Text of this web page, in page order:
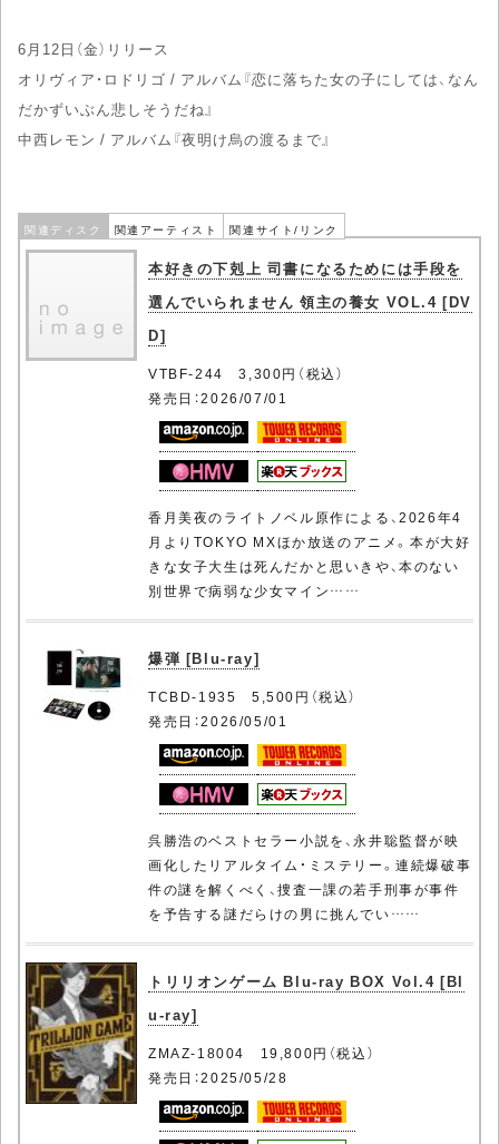
6月12日（金）リリース
オリヴィア・ロドリゴ / アルバム『恋に落ちた女の子にしては、なん
だかずいぶん悲しそうだね』
中西レモン / アルバム『夜明け烏の渡るまで』
関連ディスク 関連アーティスト 関連サイト/リンク
本好きの下剋上 司書になるためには手段を
選んでいられません 領主の養女 VOL.4 [DV
D]
VTBF-244 3,300円（税込）
発売日：2026/07/01
香月美夜のライトノベル原作による、2026年4
月よりTOKYO MXほか放送のアニメ。本が大好
きな女子大生は死んだかと思いきや、本のない
別世界で病弱な少女マイン……
爆弾 [Blu-ray]
TCBD-1935 5,500円（税込）
発売日：2026/05/01
呉勝浩のベストセラー小説を、永井聡監督が映
画化したリアルタイム・ミステリー。連続爆破事
件の謎を解くべく、捜査一課の若手刑事が事件
を予告する謎だらけの男に挑んでい……
トリリオンゲーム Blu-ray BOX Vol.4 [Bl
u-ray]
ZMAZ-18004 19,800円（税込）
発売日：2025/05/28